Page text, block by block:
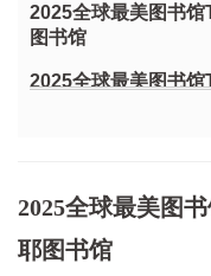
2025全球最美图书
图书馆
2025全球最美图书
2025全球最美图书
馆
2025全球最美图
耶图书馆